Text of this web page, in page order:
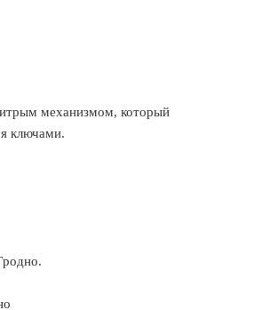
механизмом, который
ключами.